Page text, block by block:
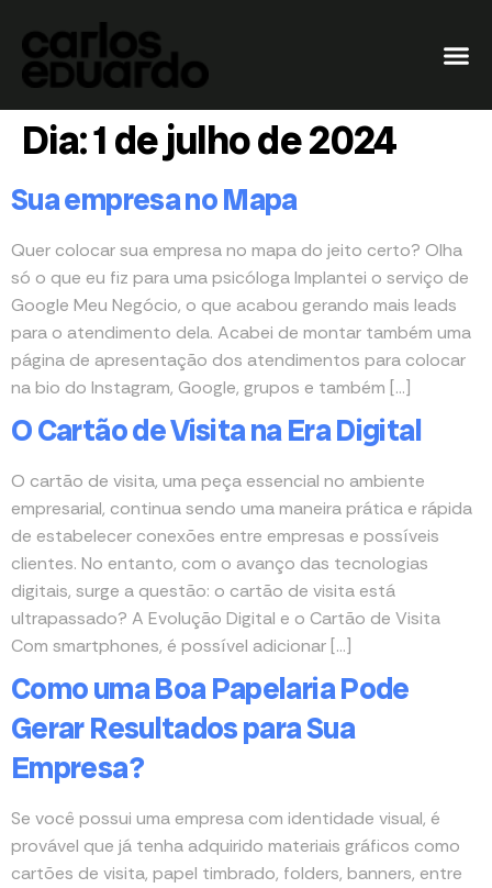
Dia:1 de julho de 2024
Sua empresa no Mapa
Quer colocar sua empresa no mapa do jeito certo? Olha
só o que eu fiz para uma psicóloga Implantei o serviço de
Google Meu Negócio, o que acabou gerando mais leads
para o atendimento dela. Acabei de montar também uma
página de apresentação dos atendimentos para colocar
na bio do Instagram, Google, grupos e também […]
O Cartão de Visita na Era Digital
O cartão de visita, uma peça essencial no ambiente
empresarial, continua sendo uma maneira prática e rápida
de estabelecer conexões entre empresas e possíveis
clientes. No entanto, com o avanço das tecnologias
digitais, surge a questão: o cartão de visita está
ultrapassado? A Evolução Digital e o Cartão de Visita
Com smartphones, é possível adicionar […]
Como uma Boa Papelaria Pode
Gerar Resultados para Sua
Empresa?
Se você possui uma empresa com identidade visual, é
provável que já tenha adquirido materiais gráficos como
cartões de visita, papel timbrado, folders, banners, entre